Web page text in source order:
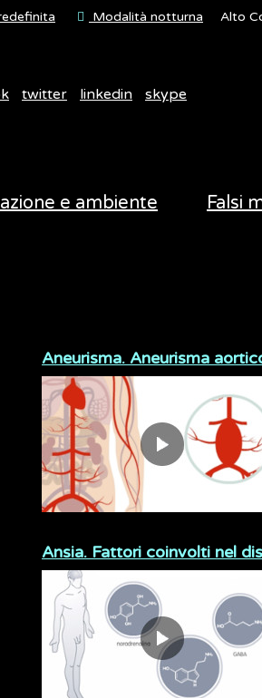
Modalità notturna Alto
twitter linkedin skype
e ambiente Falsi
Aneurisma. Aneurisma
Ansia. Fattori coinvolti nel